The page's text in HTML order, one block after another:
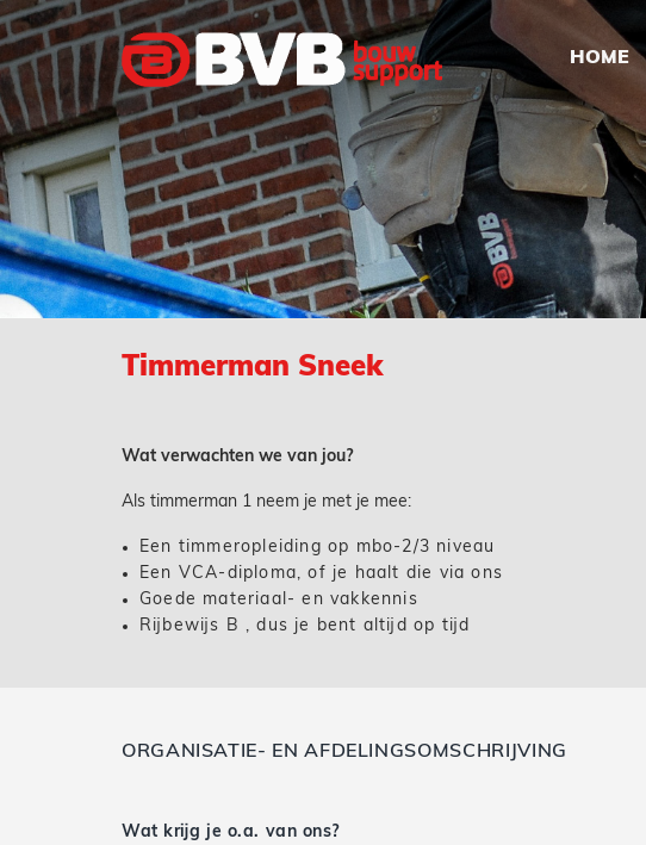
HOME
Timmerman Sneek
Wat verwachten we van jou?
Als timmerman 1 neem je met je mee:
Een timmeropleiding op mbo-2/3 niveau
Een VCA-diploma, of je haalt die via ons
Goede materiaal- en vakkennis
Rijbewijs B , dus je bent altijd op tijd
ORGANISATIE- EN AFDELINGSOMSCHRIJVING
Wat krijg je o.a. van ons?